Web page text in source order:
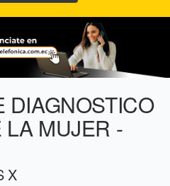
DIAGNOSTICO
LA MUJER -
X